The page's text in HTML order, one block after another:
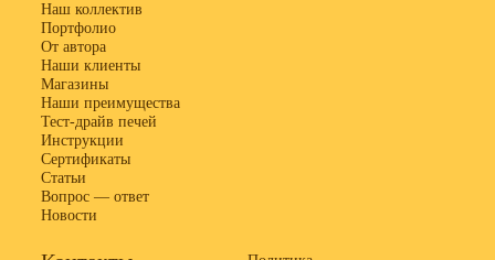
Наш коллектив
Портфолио
От автора
Наши клиенты
Магазины
Наши преимущества
Тест-драйв печей
Инструкции
Сертификаты
Статьи
Вопрос — ответ
Новости